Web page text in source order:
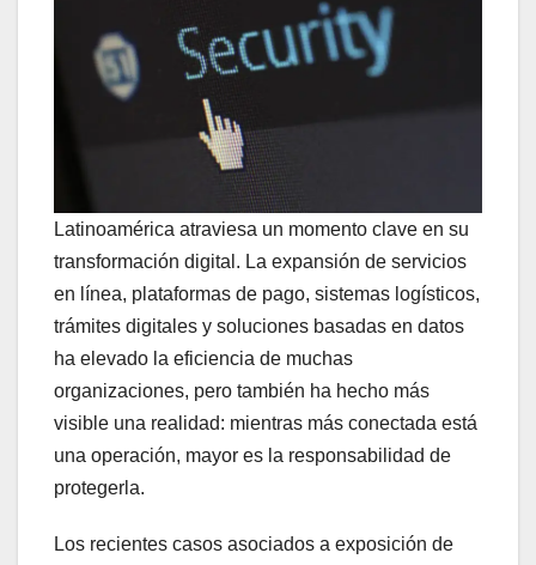
Latinoamérica atraviesa un momento clave en su
transformación digital. La expansión de servicios
en línea, plataformas de pago, sistemas logísticos,
trámites digitales y soluciones basadas en datos
ha elevado la eficiencia de muchas
organizaciones, pero también ha hecho más
visible una realidad: mientras más conectada está
una operación, mayor es la responsabilidad de
protegerla.
Los recientes casos asociados a exposición de